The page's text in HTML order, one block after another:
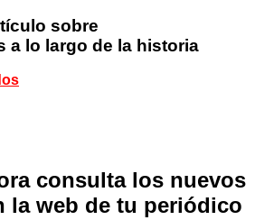
sobre
a lo largo de la historia
consulta los nuevos
la web de tu periódico